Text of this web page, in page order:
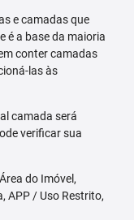
e camadas que
é a base da maioria
conter camadas
las às
camada será
verificar sua
do Imóvel,
APP / Uso Restrito,